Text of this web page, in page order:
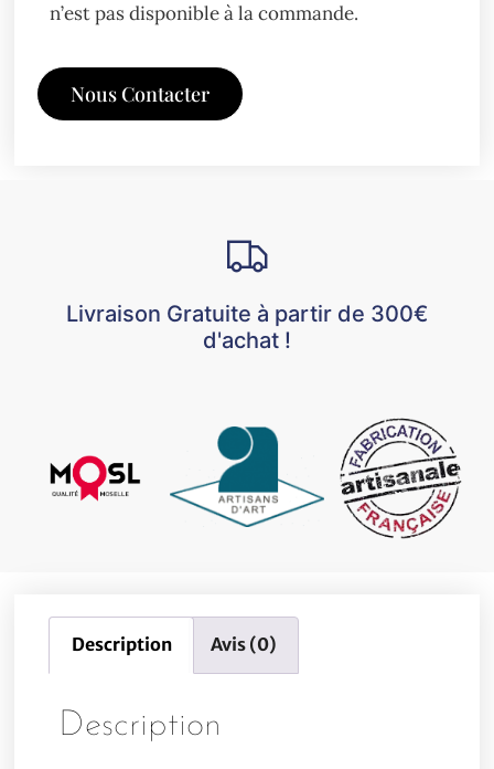
n’est pas disponible à la commande.
Nous Contacter
Livraison Gratuite à partir de 300€
d'achat !
Description Avis (0)
Description